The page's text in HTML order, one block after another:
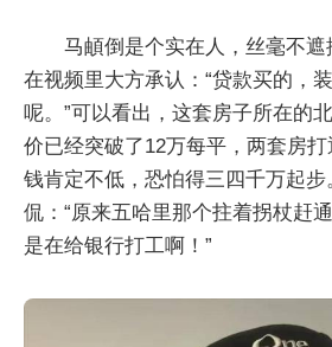
马頔倒是个实在人，丝毫不遮
在视频里大方承认：“贷款买的，
呢。”可以看出，这套房子所在的
价已经突破了12万每平，两套房
钱肯定不低，恐怕得三四千万起步
侃：“原来五哈里那个拄着拐杖赶
是在给银行打工啊！”